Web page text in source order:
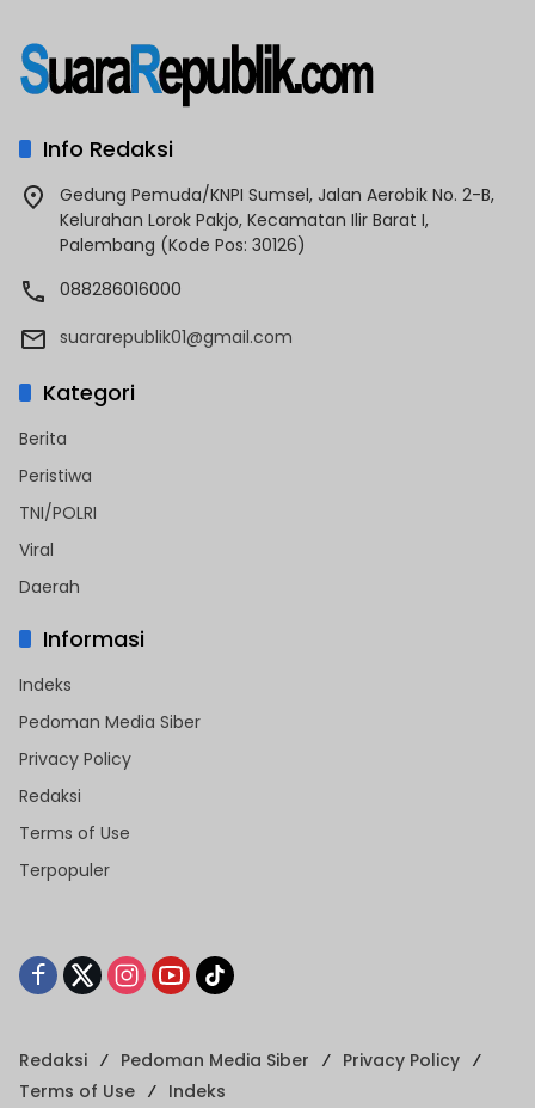
Info Redaksi
Gedung Pemuda/KNPI Sumsel, Jalan Aerobik No. 2-B,
Kelurahan Lorok Pakjo, Kecamatan Ilir Barat I,
Palembang (Kode Pos: 30126)
088286016000
suararepublik01@gmail.com
Kategori
Berita
Peristiwa
TNI/POLRI
Viral
Daerah
Informasi
Indeks
Pedoman Media Siber
Privacy Policy
Redaksi
Terms of Use
Terpopuler
Redaksi Pedoman Media Siber
Privacy Policy
Terms of Use
Indeks